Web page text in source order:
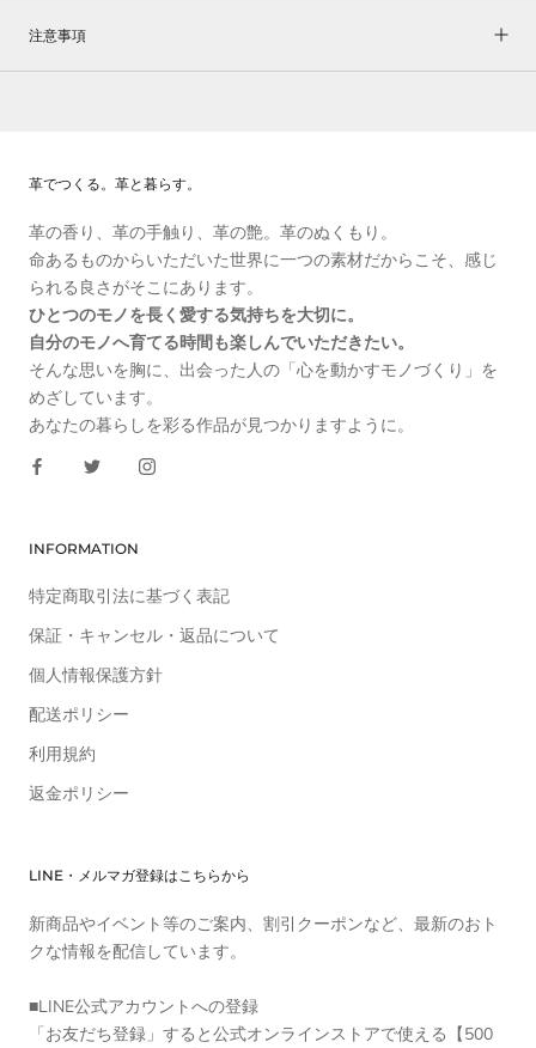
注意事項
革でつくる。革と暮らす。
革の香り、革の手触り、革の艶。革のぬくもり。
命あるものからいただいた世界に一つの素材だからこそ、感じ
られる良さがそこにあります。
ひとつのモノを長く愛する気持ちを大切に。
自分のモノへ育てる時間も楽しんでいただきたい。
そんな思いを胸に、出会った人の「心を動かすモノづくり」を
めざしています。
あなたの暮らしを彩る作品が見つかりますように。
INFORMATION
特定商取引法に基づく表記
保証・キャンセル・返品について
個人情報保護方針
配送ポリシー
利用規約
返金ポリシー
LINE・メルマガ登録はこちらから
新商品やイベント等のご案内、割引クーポンなど、最新のおト
クな情報を配信しています。
■LINE公式アカウントへの登録
「お友だち登録」すると公式オンラインストアで使える【500